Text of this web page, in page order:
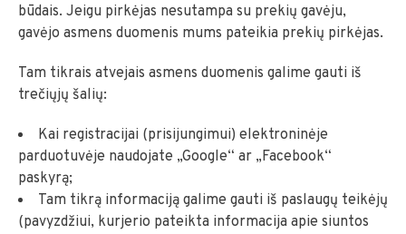
būdais. Jeigu pirkėjas nesutampa su prekių gavėju,
gavėjo asmens duomenis mums pateikia prekių pirkėjas.
Tam tikrais atvejais asmens duomenis galime gauti iš
trečiųjų šalių:
Kai registracijai (prisijungimui) elektroninėje
parduotuvėje naudojate „Google“ ar „Facebook“
paskyrą;
Tam tikrą informaciją galime gauti iš paslaugų teikėjų
(pavyzdžiui, kurjerio pateikta informacija apie siuntos